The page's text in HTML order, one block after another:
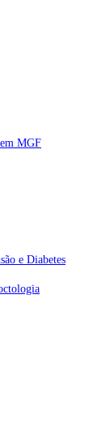
MGF
e Diabetes